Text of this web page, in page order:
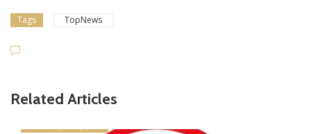
Tags TopNews
Related Articles